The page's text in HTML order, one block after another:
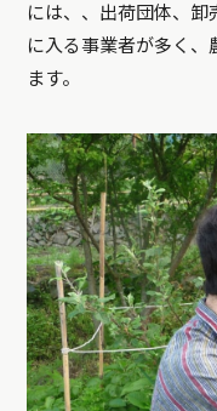
には、、出荷団体、卸
に入る事業者が多く、
ます。